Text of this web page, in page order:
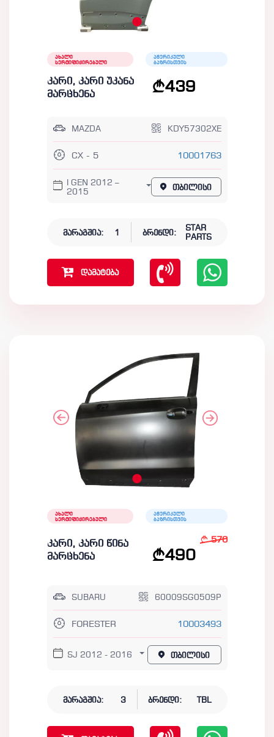
ახალი
სერტიფიცირებული
ამერიკული
ბაზრისთვის
კარი, კარი უკანა
მარცხენა
439
MAZDA KDY57302XE
CX - 5 10001763
I GEN 2012 –
2015
თბილისი
მარაგშია: 1 ბრენდი:
STAR
PARTS
დამატება
ახალი
სერტიფიცირებული
ამერიკული
ბაზრისთვის
კარი, კარი წინა
მარცხენა
490
570
SUBARU 60009SG0509P
FORESTER 10003493
SJ 2012 - 2016 თბილისი
მარაგშია: 3 ბრენდი: TBL